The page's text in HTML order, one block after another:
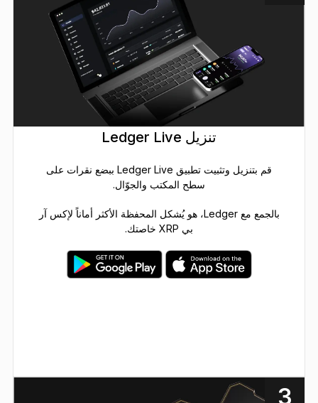
تنزيل Ledger Live
قم بتنزيل وتثبيت تطبيق Ledger Live ببضع نقرات على
سطح المكتب والجوّال.
بالجمع مع Ledger، هو يُشكل المحفظة الأكثر أماناً لإكس آر
بي XRP خاصتك.
3